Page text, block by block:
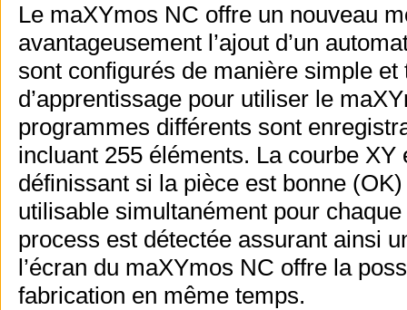
Le maXYmos NC offre un nouveau
avantageusement l’ajout d’un
sont configurés de manière simple
d’apprentissage pour utiliser le
programmes différents sont
incluant 255 éléments. La courbe
définissant si la pièce est bonne
utilisable simultanément pour
process est détectée assurant ainsi
l’écran du maXYmos NC offre la
fabrication en même temps.